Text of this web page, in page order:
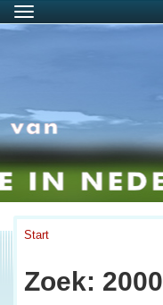
Menu
Start
Zoek: 2000